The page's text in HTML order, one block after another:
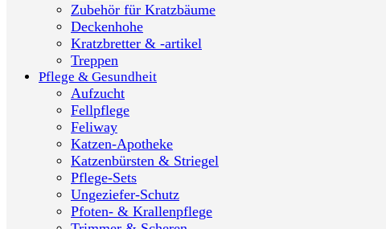
Zubehör für Kratzbäume
Deckenhohe
Kratzbretter & -artikel
Treppen
Pflege & Gesundheit
Aufzucht
Fellpflege
Feliway
Katzen-Apotheke
Katzenbürsten & Striegel
Pflege-Sets
Ungeziefer-Schutz
Pfoten- & Krallenpflege